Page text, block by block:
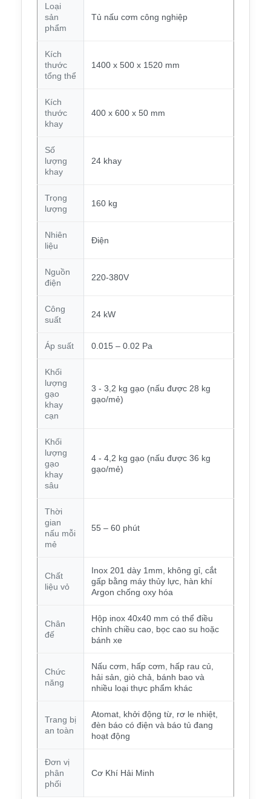
Loại
sản
phẩm
Tủ nấu cơm công nghiệp
Kích
thước
tổng thể
1400 x 500 x 1520 mm
Kích
thước
khay
400 x 600 x 50 mm
Số
lượng
khay
24 khay
Trọng
lượng
160 kg
Nhiên
liệu
Điện
Nguồn
điện
220-380V
Công
suất
24 kW
Áp suất 0.015 – 0.02 Pa
Khối
lượng
gạo
khay
cạn
3 - 3,2 kg gạo (nấu được 28 kg
gạo/mẻ)
Khối
lượng
gạo
khay
sâu
4 - 4,2 kg gạo (nấu được 36 kg
gạo/mẻ)
Thời
gian
nấu mỗi
mẻ
55 – 60 phút
Chất
liệu vỏ
Inox 201 dày 1mm, không gỉ, cắt
gấp bằng máy thủy lực, hàn khí
Argon chống oxy hóa
Chân
đế
Hộp inox 40x40 mm có thể điều
chỉnh chiều cao, bọc cao su hoặc
bánh xe
Chức
năng
Nấu cơm, hấp cơm, hấp rau củ,
hải sản, giò chả, bánh bao và
nhiều loại thực phẩm khác
Trang bị
an toàn
Atomat, khởi động từ, rơ le nhiệt,
đèn báo có điện và báo tủ đang
hoạt động
Đơn vị
phân
phối
Cơ Khí Hải Minh